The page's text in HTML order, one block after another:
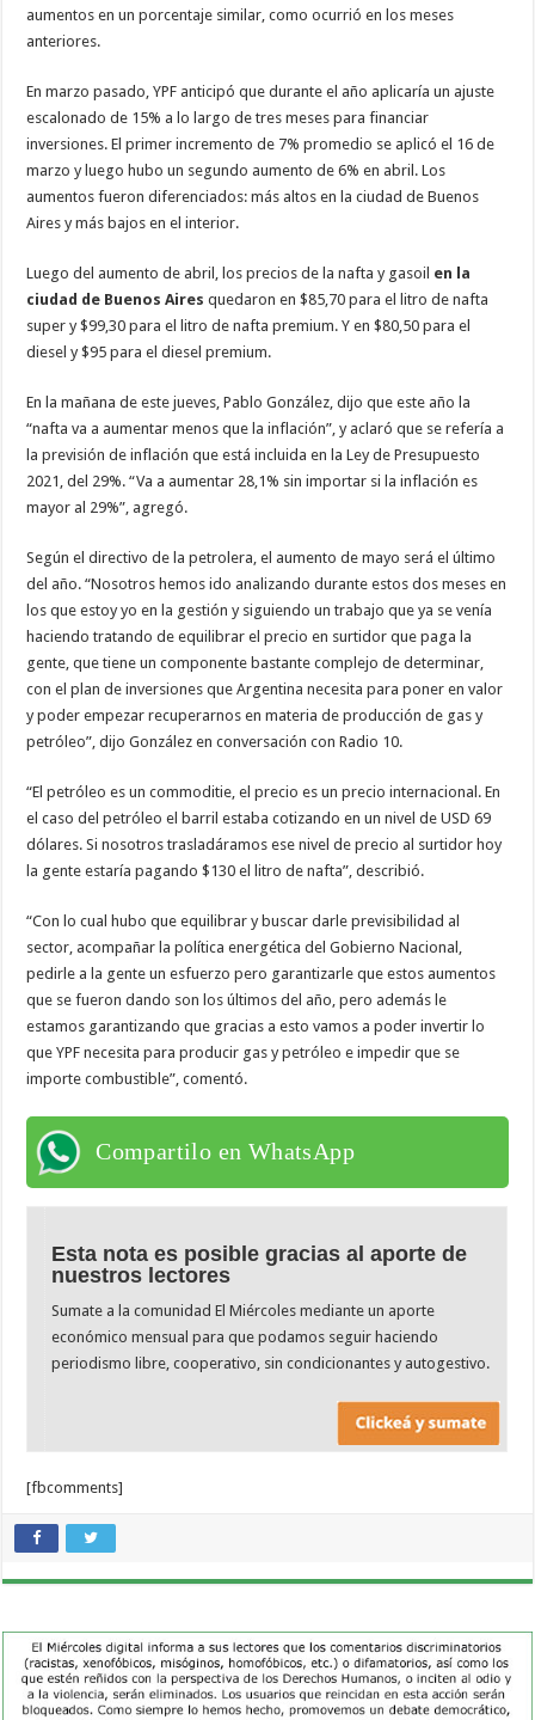
aumentos en un porcentaje similar, como ocurrió en los meses
anteriores.
En marzo pasado, YPF anticipó que durante el año aplicaría un ajuste
escalonado de 15% a lo largo de tres meses para financiar
inversiones. El primer incremento de 7% promedio se aplicó el 16 de
marzo y luego hubo un segundo aumento de 6% en abril. Los
aumentos fueron diferenciados: más altos en la ciudad de Buenos
Aires y más bajos en el interior.
Luego del aumento de abril, los precios de la nafta y gasoil en la
ciudad de Buenos Aires quedaron en $85,70 para el litro de nafta
super y $99,30 para el litro de nafta premium. Y en $80,50 para el
diesel y $95 para el diesel premium.
En la mañana de este jueves, Pablo González, dijo que este año la
“nafta va a aumentar menos que la inflación”, y aclaró que se refería a
la previsión de inflación que está incluida en la Ley de Presupuesto
2021, del 29%. “Va a aumentar 28,1% sin importar si la inflación es
mayor al 29%”, agregó.
Según el directivo de la petrolera, el aumento de mayo será el último
del año. “Nosotros hemos ido analizando durante estos dos meses en
los que estoy yo en la gestión y siguiendo un trabajo que ya se venía
haciendo tratando de equilibrar el precio en surtidor que paga la
gente, que tiene un componente bastante complejo de determinar,
con el plan de inversiones que Argentina necesita para poner en valor
y poder empezar recuperarnos en materia de producción de gas y
petróleo”, dijo González en conversación con Radio 10.
“El petróleo es un commoditie, el precio es un precio internacional. En
el caso del petróleo el barril estaba cotizando en un nivel de USD 69
dólares. Si nosotros trasladáramos ese nivel de precio al surtidor hoy
la gente estaría pagando $130 el litro de nafta”, describió.
“Con lo cual hubo que equilibrar y buscar darle previsibilidad al
sector, acompañar la política energética del Gobierno Nacional,
pedirle a la gente un esfuerzo pero garantizarle que estos aumentos
que se fueron dando son los últimos del año, pero además le
estamos garantizando que gracias a esto vamos a poder invertir lo
que YPF necesita para producir gas y petróleo e impedir que se
importe combustible”, comentó.
Compartilo en WhatsApp
Esta nota es posible gracias al aporte de
nuestros lectores
Sumate a la comunidad El Miércoles mediante un aporte
económico mensual para que podamos seguir haciendo
periodismo libre, cooperativo, sin condicionantes y autogestivo.
[fbcomments]